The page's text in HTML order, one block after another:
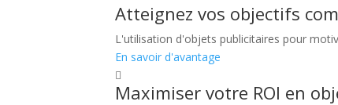
Atteignez vos objectifs
L'utilisation d'objets publicitaires pour
En savoir d'avantage
Maximiser votre ROI en